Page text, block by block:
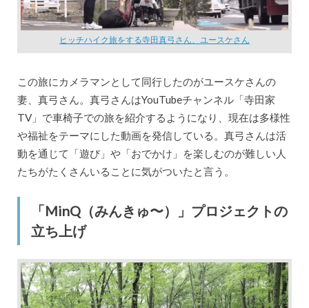
ヒッチハイク旅をする寺田真弓さん、ユースケさん
この旅にカメラマンとして同行したのがユースケさんの
妻、真弓さん。真弓さんはYouTubeチャンネル「寺田家
TV」で車椅子での旅を紹介するようになり、現在は多様性
や福祉をテーマにした動画を発信している。真弓さんは活
動を通じて「遊び」や「おでかけ」を楽しむのが難しい人
たちがたくさんいることに気がついたと言う。
「MinQ（みんきゅ〜）」プロジェクトの
立ち上げ